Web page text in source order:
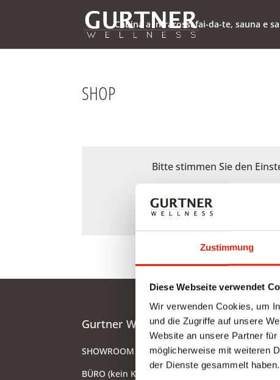
Zustimmung
Diese Webseite verwendet
Wir verwenden Cookies, um
und die Zugriffe auf unsere
Website an unsere Partner
möglicherweise mit weiteren
der Dienste gesammelt haben.
Cabina a infrarossi fai-da-te, sauna e
SHOP
Bitte stimmen Sie den
Gurtner Wellness GmbH
SHOWROOM NEU: in Arbeit - wir bitten um
BÜRO (kein Kundenverkehr):